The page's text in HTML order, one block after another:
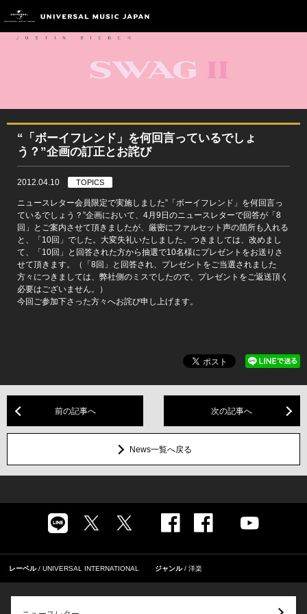
“「ボーイフレンド」を何回言っているでしょ
う？”企画の訂正とお詫び
2012.04.10 TOPICS
ニュースレター会員限定で実施しました”「ボーイフレンド」を何回言っ
ているでしょう？”企画において、4月9日のニュースレターで回答が「8
回」とご案内させて頂きましたが、厳密にファルセット声の箇所も入れる
と、「10回」でした。大変失礼いたしました。つきましては、改めまし
て、「10回」と回答された方から抽選で10名様にプレゼントをお送りさ
せて頂きます。（「8回」と回答され、プレゼントをご当選されました
方々につきましては、弊社側のミスでしたので、プレゼントをご返送頂く
必要はございません。）
今回ご参加下さった方々へお詫び申し上げます。
前の記事へ 次の記事へ
News一覧へ戻る
レーベル UNIVERSAL INTERNATIONAL ジャンル 洋楽